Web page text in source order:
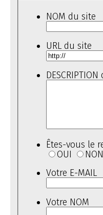
NOM du site
URL du site
Êtes-vous le
OUI
NON
Votre E-MAIL
Votre NOM